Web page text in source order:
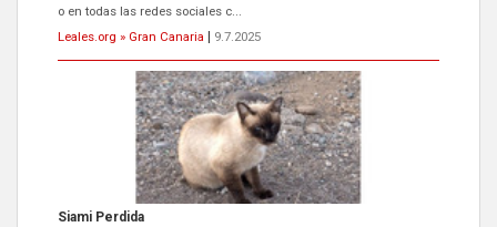
o en todas las redes sociales c...
Leales.org » Gran Canaria
9.7.2025
Siami Perdida